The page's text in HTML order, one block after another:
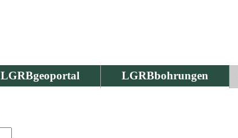
LGRBgeoportal LGRBbohrungen